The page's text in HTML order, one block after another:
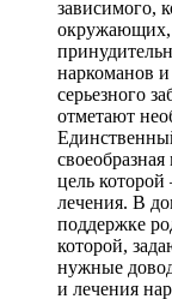
зависимого,
окружающих,
наркоманов
серьезного
отметают
цель
лечения. В
поддержке
которой,
нужные
и лечения